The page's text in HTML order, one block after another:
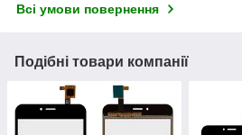
Всі умови повернення
Подібні товари компанії